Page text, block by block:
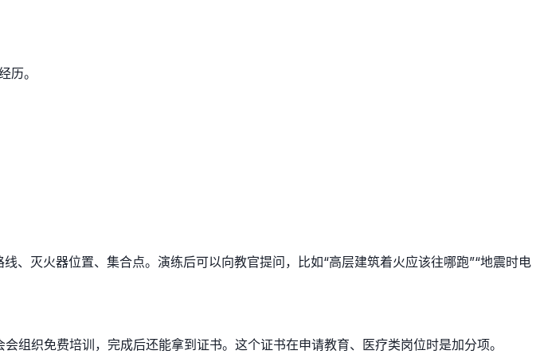
历。
、灭火器位置、集合点。演练后可以向教官提问，比如“高层建筑着火应该往哪跑”“地震时电
织免费培训，完成后还能拿到证书。这个证书在申请教育、医疗类岗位时是加分项。